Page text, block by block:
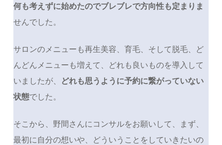
何も考えずに始めたのでブレブレで方向性も定まりま
せんでした。
サロンのメニューも再生美容、育毛、そして脱毛、ど
んどんメニューも増えて、どれも良いものを導入して
いましたが、 どれも思うように予約に繋がっていない
状態でした。
そこから、野間さんにコンサルをお願いして、まず、
最初に自分の想いや、どういうことをしていきたいの